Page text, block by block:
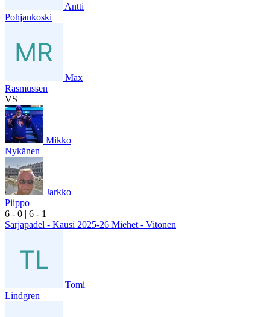
Antti
Pohjankoski
Max
Rasmussen
VS
Mikko
Nykänen
Jarkko
Piippo
6 - 0 | 6 - 1
Sarjapadel - Kausi 2025-26 Miehet - Vitonen
Tomi
Lindgren